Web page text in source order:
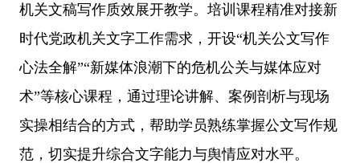
机关文稿写作质效展开教学。培训课程精准对接新
时代党政机关文字工作需求，开设“机关公文写作
心法全解”“新媒体浪潮下的危机公关与媒体应对
术”等核心课程，通过理论讲解、案例剖析与现场
实操相结合的方式，帮助学员熟练掌握公文写作规
范，切实提升综合文字能力与舆情应对水平。